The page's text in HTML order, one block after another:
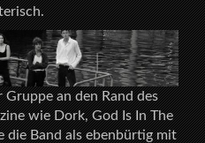
an den Rand des
wie Dork, God Is In The
die Band als ebenbürtig mit